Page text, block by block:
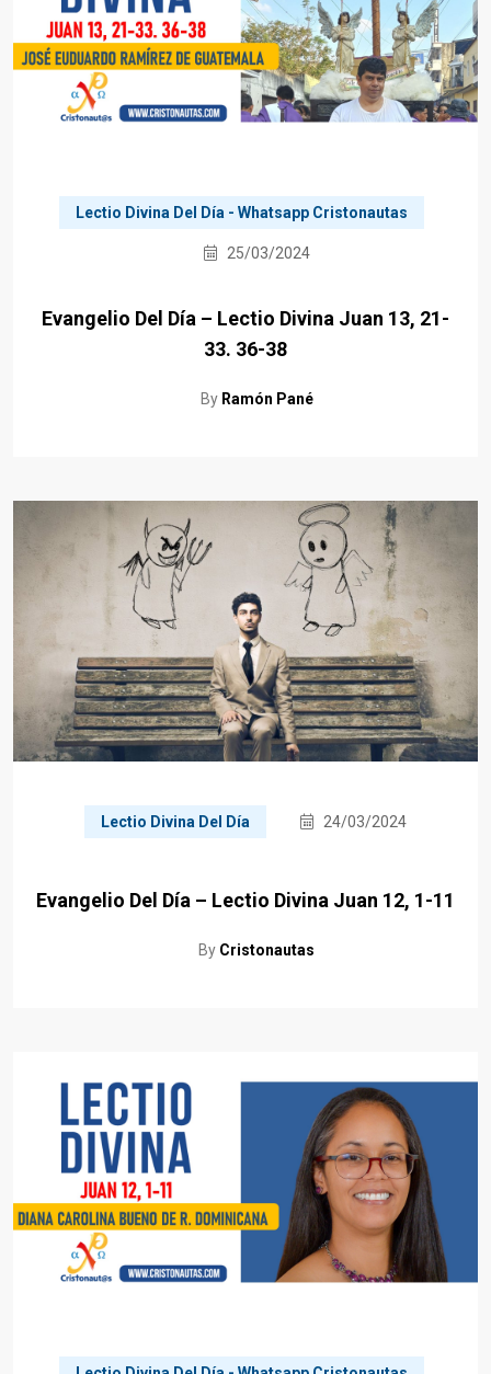
Lectio Divina Del Día - Whatsapp Cristonautas
25/03/2024
Evangelio Del Día – Lectio Divina Juan 13, 21-
33. 36-38
By Ramón Pané
Lectio Divina Del Día 24/03/2024
Evangelio Del Día – Lectio Divina Juan 12, 1-11
By Cristonautas